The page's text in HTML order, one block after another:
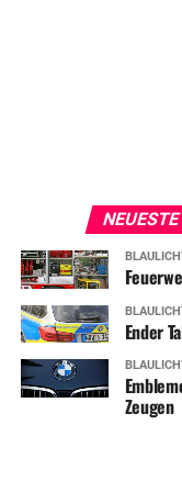
NEUESTE
Ender
Zeugen